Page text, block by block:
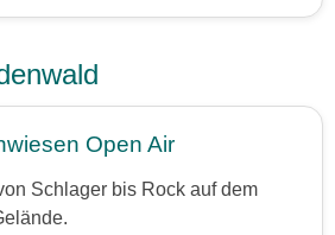
Open Air
Schlager bis Rock auf dem